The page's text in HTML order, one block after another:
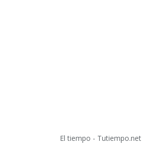
El tiempo - Tutiempo.net